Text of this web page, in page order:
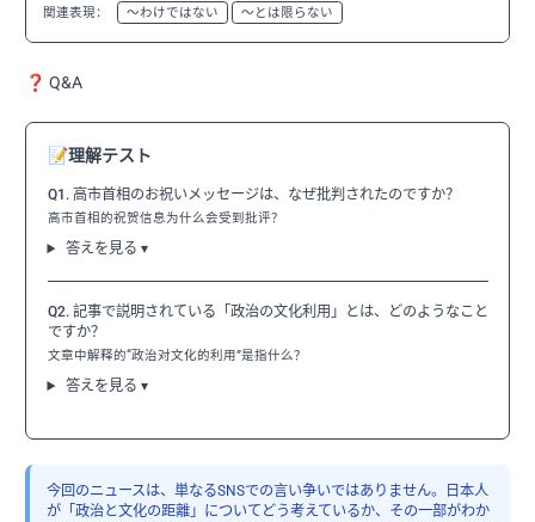
関連表現： 〜わけではない 〜とは限らない
❓ Q&A
📝理解テスト
Q1. 高市首相のお祝いメッセージは、なぜ批判されたのですか？
高市首相的祝贺信息为什么会受到批评？
答えを見る ▾
Q2. 記事で説明されている「政治の文化利用」とは、どのようなこと
ですか？
文章中解释的“政治对文化的利用”是指什么？
答えを見る ▾
今回のニュースは、単なるSNSでの言い争いではありません。日本人
が「政治と文化の距離」についてどう考えているか、その一部がわか